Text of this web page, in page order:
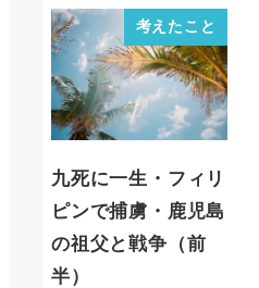
考えたこと
九死に一生・フィリ
ピンで捕虜・鹿児島
の祖父と戦争（前
半）